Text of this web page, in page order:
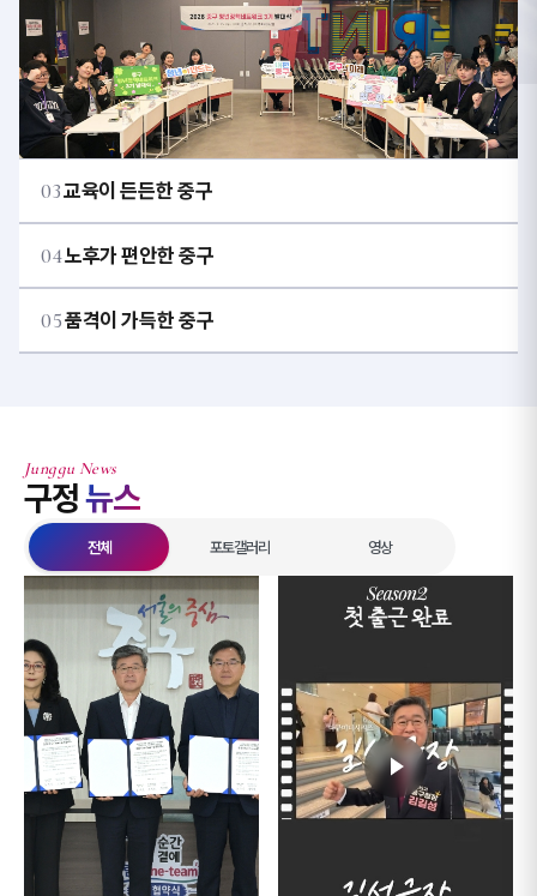
03교육이 든든한 중구
04노후가 편안한 중구
05품격이 가득한 중구
Junggu News
구정뉴스
전체 포토갤러리 영상